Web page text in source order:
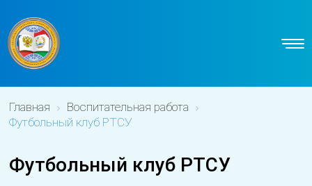
Главная
Воспитательная работа
Футбольный клуб РТСУ
Футбольный клуб РТСУ